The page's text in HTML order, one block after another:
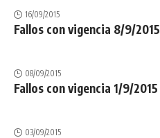
16/09/2015
Fallos con vigencia 8/9/2015
08/09/2015
Fallos con vigencia 1/9/2015
03/09/2015